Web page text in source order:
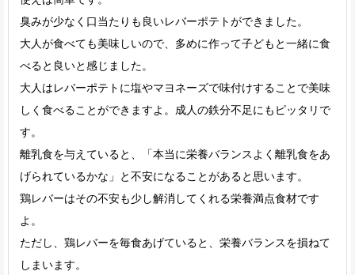
臭みが少なく口当たりも良いレバーポテトができました。
大人が食べても美味しいので、多めに作って子どもと一緒に食
べると良いと感じました。
大人はレバーポテトに塩やマヨネーズで味付けすることで美味
しく食べることができますよ。成人の鉄分不足にもピッタリで
す。
離乳食を与えていると、「本当に栄養バランスよく離乳食をあ
げられているかな」と不安になることがあると思います。
鶏レバーはその不安も少し解消してくれる栄養満点食材です
よ。
ただし、鶏レバーを毎食あげていると、栄養バランスを損ねて
しまいます。